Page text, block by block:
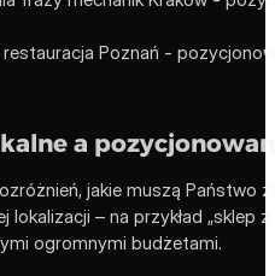
a
jakie muszą Państwo
– na przykład „sklep
ogromnymi budżetami.